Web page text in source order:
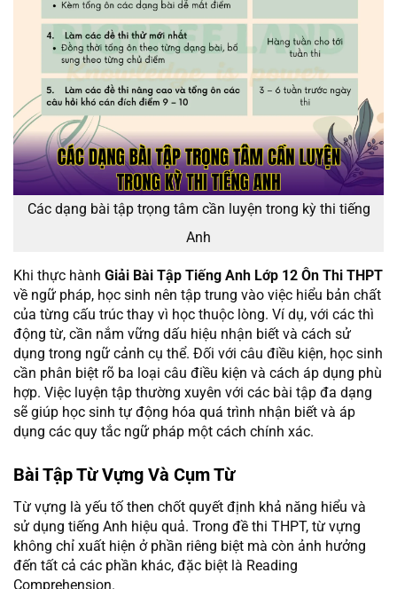
Các dạng bài tập trọng tâm cần luyện trong kỳ thi tiếng
Anh
Khi thực hành Giải Bài Tập Tiếng Anh Lớp 12 Ôn Thi THPT
về ngữ pháp, học sinh nên tập trung vào việc hiểu bản chất
của từng cấu trúc thay vì học thuộc lòng. Ví dụ, với các thì
động từ, cần nắm vững dấu hiệu nhận biết và cách sử
dụng trong ngữ cảnh cụ thể. Đối với câu điều kiện, học sinh
cần phân biệt rõ ba loại câu điều kiện và cách áp dụng phù
hợp. Việc luyện tập thường xuyên với các bài tập đa dạng
sẽ giúp học sinh tự động hóa quá trình nhận biết và áp
dụng các quy tắc ngữ pháp một cách chính xác.
Bài Tập Từ Vựng Và Cụm Từ
Từ vựng là yếu tố then chốt quyết định khả năng hiểu và
sử dụng tiếng Anh hiệu quả. Trong đề thi THPT, từ vựng
không chỉ xuất hiện ở phần riêng biệt mà còn ảnh hưởng
đến tất cả các phần khác, đặc biệt là Reading
Comprehension.